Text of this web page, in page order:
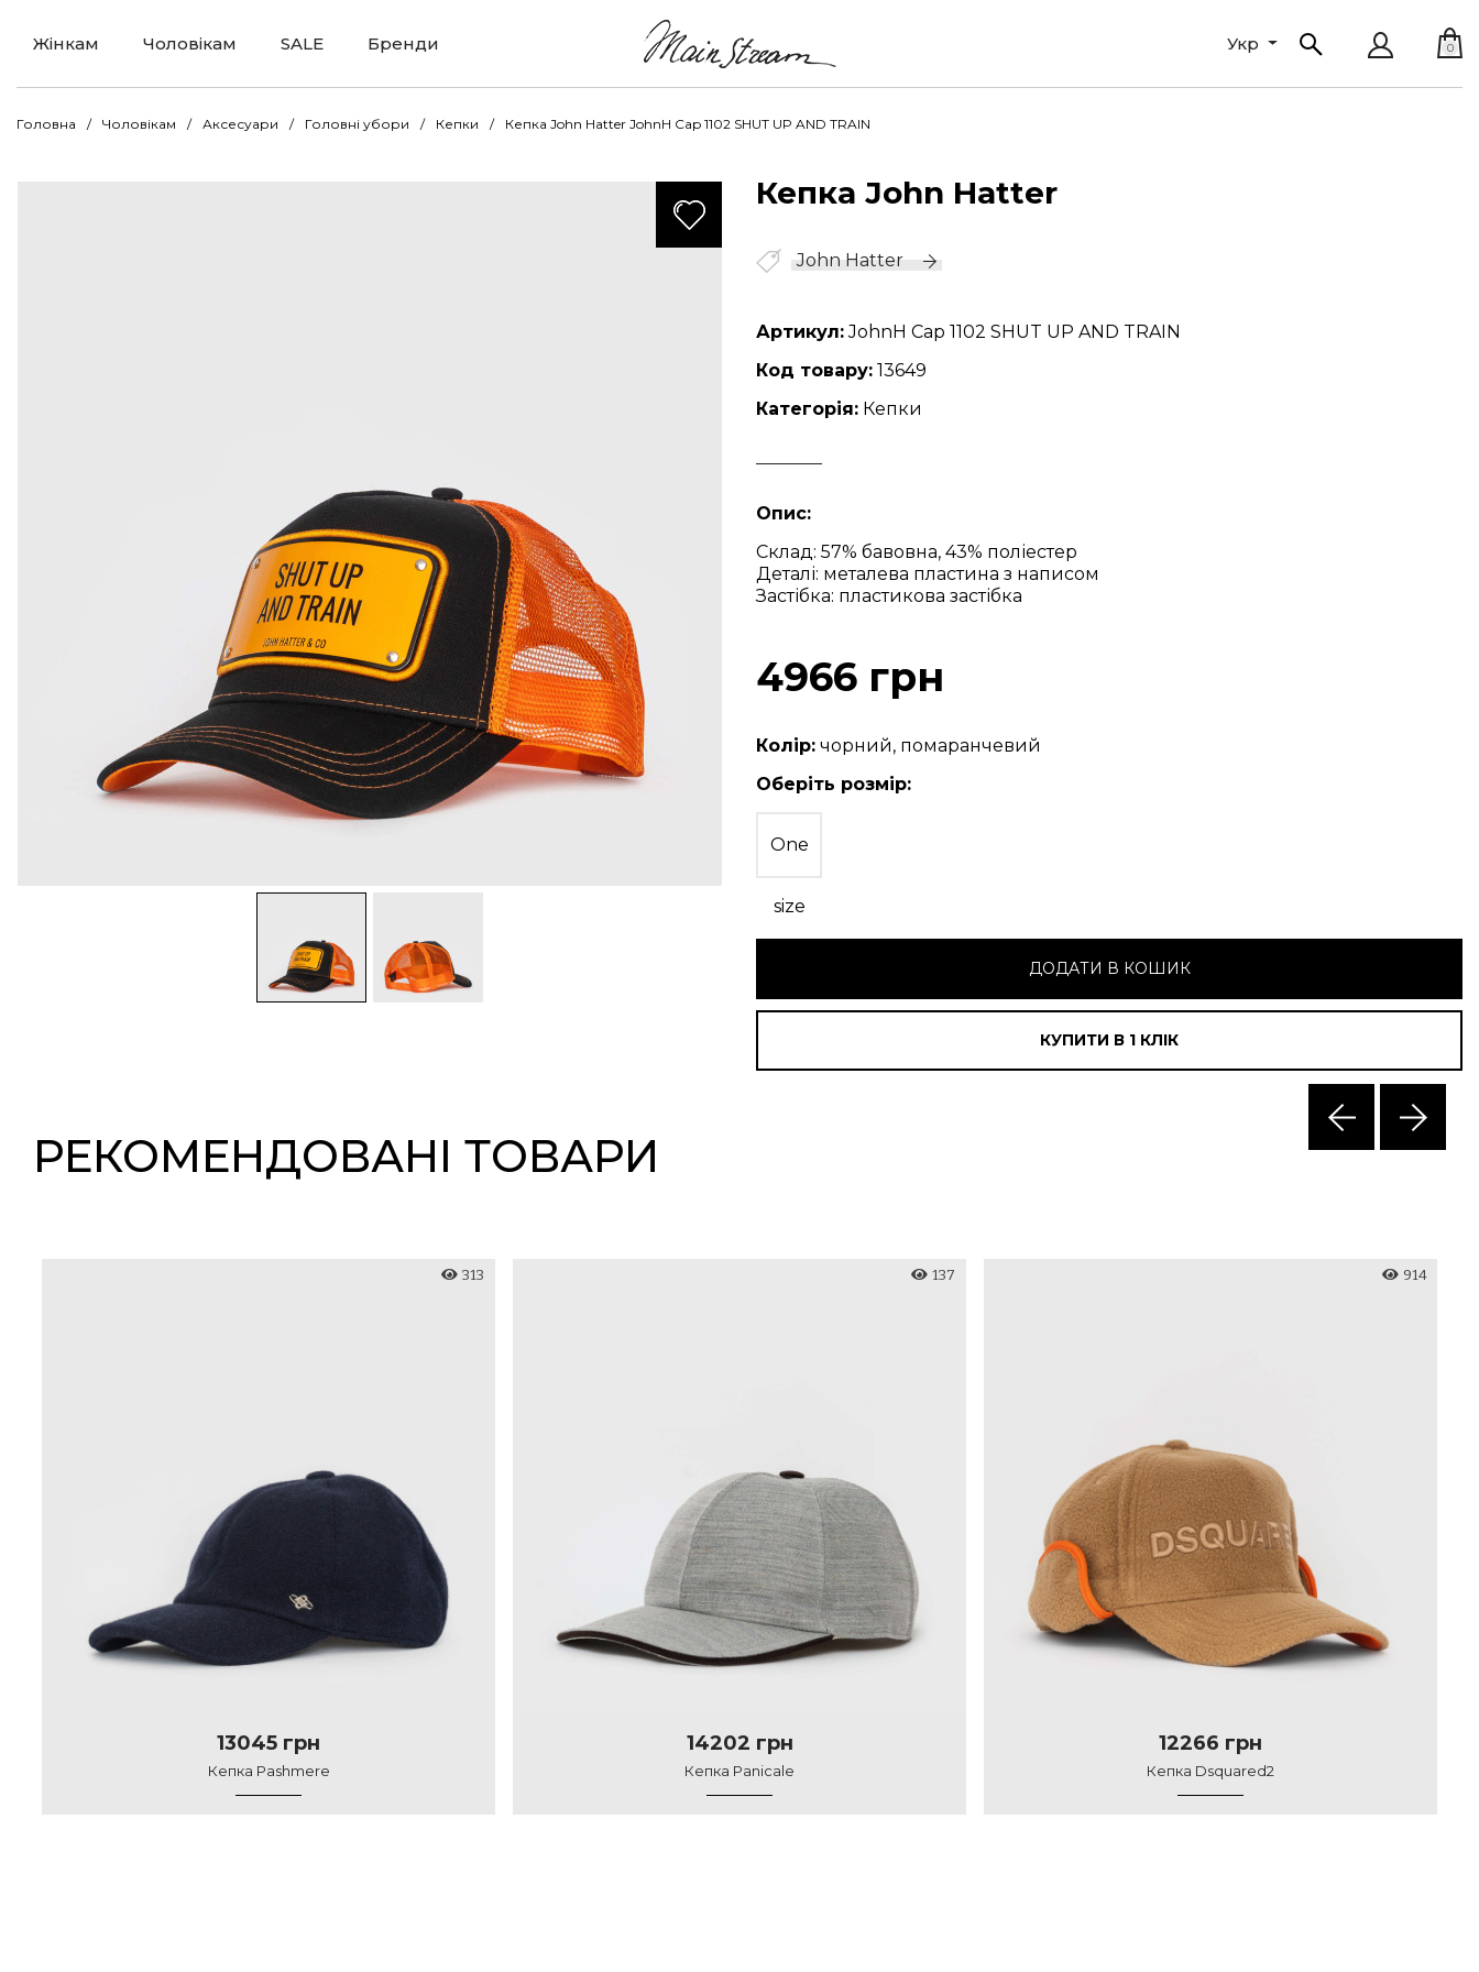
Жінкам Чоловікам SALE Бренди Укр 0
Головна Чоловікам Аксесуари Головні убори Кепки Кепка John Hatter JohnH Cap 1102 SHUT UP AND TRAIN
Кепка John Hatter
John Hatter
Артикул:JohnH Cap 1102 SHUT UP AND TRAIN
Код товару: 13649
Категорія: Кепки
Опис:
Склад: 57% бавовна, 43% поліестер
Деталі: металева пластина з написом
Застібка: пластикова застібка
595
4966 грн
Колір: чорний, помаранчевий
Оберіть розмір:
One
size
ДОДАТИ В КОШИК
КУПИТИ В 1 КЛIК
РЕКОМЕНДОВАНІ ТОВАРИ
13045 грн
Кепка Pashmere
313
14202 грн
Кепка Panicale
137
12266 грн
Кепка Dsquared2
914